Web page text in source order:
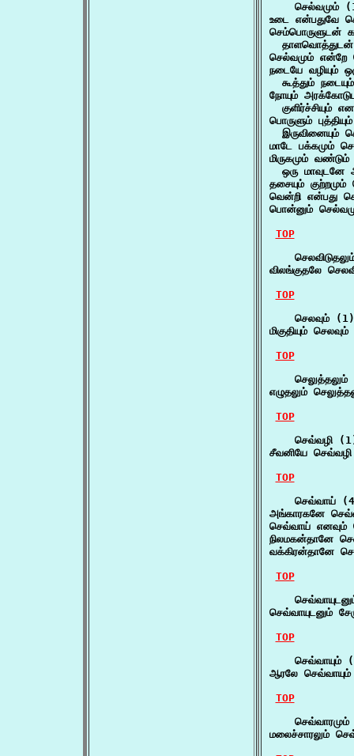
செல்வமும்
உடை என்பதுவே
செம்பொருளுடன்
தாளவொத்துடன்
செல்வமும் என்றே
நடையே வழியும்
கூத்தும்
நோயும்
குளிர்ச்சியும்
பொருளும்
இருவினையும்
மாடே பக்கமும்
மிருகமும் வண்டும்
ஒரு மாவுடனே
தசையும்
வென்றி என்பது
பொன்னும்
TOP
விலங்குதலே
TOP
    செலவும் (1)
மிகுதியும்
TOP
செலுத்தலும்
எழுதலும்
TOP
செவ்வழி
சீவனியே
TOP
செவ்வாய்
அங்காரகனே
செவ்வாய் எனவும்
நிலமகன்தானே
வக்கிரன்தானே
TOP
செவ்வாயுடனும்
TOP
செவ்வாயும்
ஆரலே
TOP
செவ்வாரமும்
மலைச்சாரலும்